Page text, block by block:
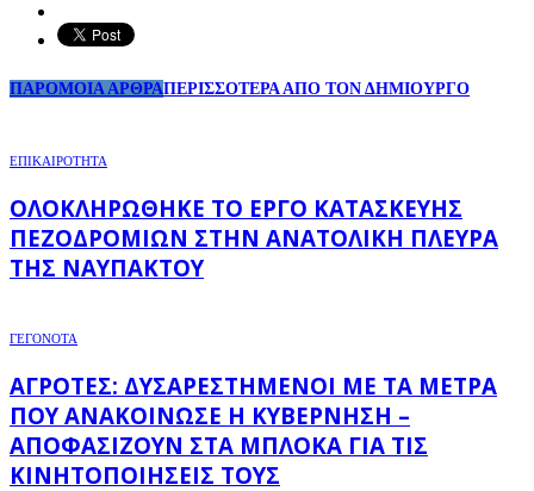
ΠΑΡΟΜΟΙΑ ΑΡΘΡΑΠΕΡΙΣΣΟΤΕΡΑ ΑΠΟ ΤΟΝ ΔΗΜΙΟΥΡΓΟ
ΕΠΙΚΑΙΡΟΤΗΤΑ
ΟΛΟΚΛΗΡΏΘΗΚΕ ΤΟ ΈΡΓΟ ΚΑΤΑΣΚΕΥΉΣ
ΠΕΖΟΔΡΟΜΊΩΝ ΣΤΗΝ ΑΝΑΤΟΛΙΚΉ ΠΛΕΥΡΆ
ΤΗΣ ΝΑΥΠΆΚΤΟΥ
ΓΕΓΟΝΟΤΑ
ΑΓΡΌΤΕΣ: ΔΥΣΑΡΕΣΤΗΜΈΝΟΙ ΜΕ ΤΑ ΜΈΤΡΑ
ΠΟΥ ΑΝΑΚΟΊΝΩΣΕ Η ΚΥΒΈΡΝΗΣΗ –
ΑΠΟΦΑΣΊΖΟΥΝ ΣΤΑ ΜΠΛΌΚΑ ΓΙΑ ΤΙΣ
ΚΙΝΗΤΟΠΟΙΉΣΕΙΣ ΤΟΥΣ